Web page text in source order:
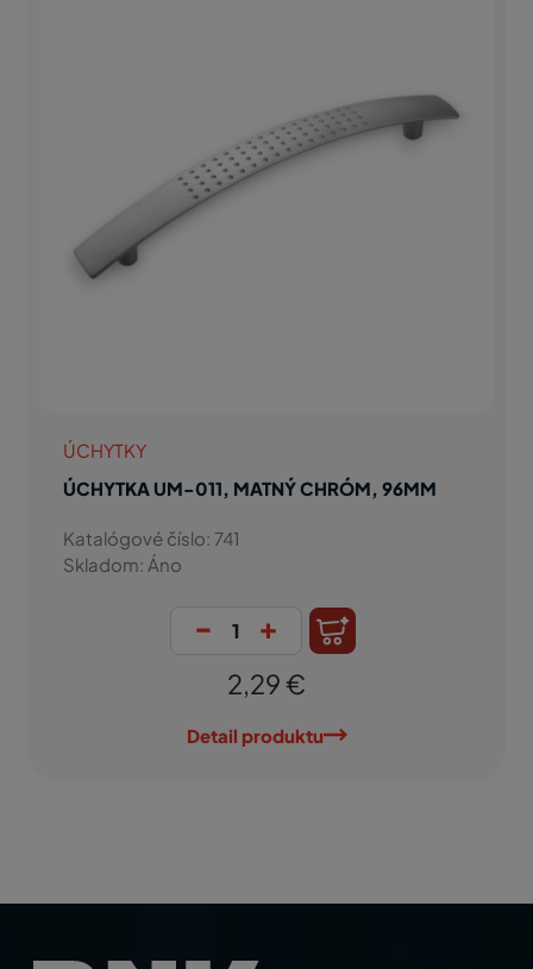
ÚCHYTKY
ÚCHYTKA UM-011, MATNÝ CHRÓM, 96MM
Katalógové číslo: 741
Skladom: Áno
- +
2,29 €
Detail produktu